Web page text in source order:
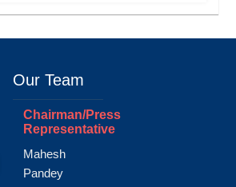
Our Team
Chairman/Press
Representative
Mahesh
Pandey